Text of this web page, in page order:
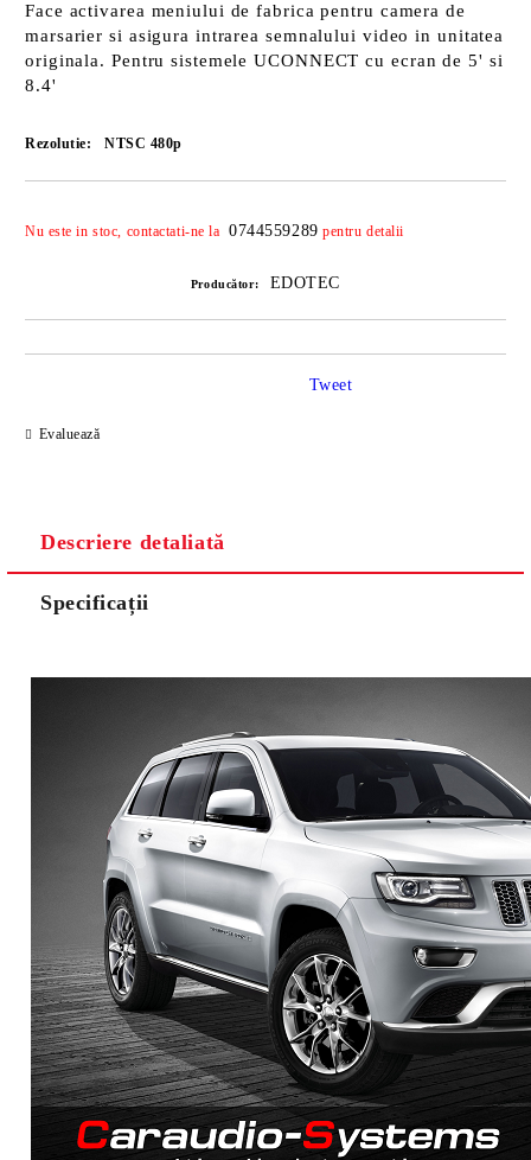
Face activarea meniului de fabrica pentru camera de
marsarier si asigura intrarea semnalului video in unitatea
originala. Pentru sistemele UCONNECT cu ecran de 5' si
8.4'
Rezolutie: NTSC 480p
Nu este in stoc, contactati-ne la 0744559289 pentru detalii
Producător: EDOTEC
Evaluează
Tweet
Descriere detaliată
Specificații